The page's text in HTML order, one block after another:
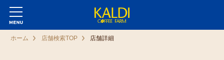
ホーム 店舗検索TOP 店舗詳細